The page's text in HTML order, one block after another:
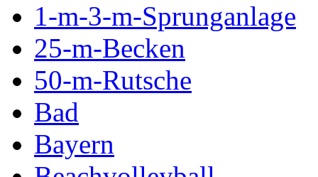
1-m-3-m-Sprunganlage
25-m-Becken
50-m-Rutsche
Bad
Bayern